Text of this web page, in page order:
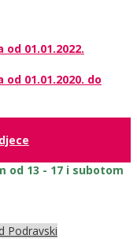
01.01.2022.
01.01.2020. do
od 13 - 17 i subotom
Podravski